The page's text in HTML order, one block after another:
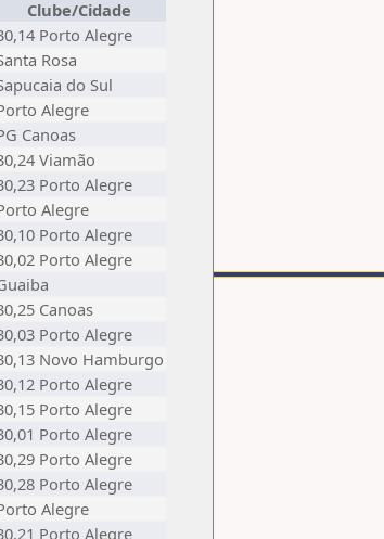
Clube/Cidade
Porto Alegre
Rosa
do Sul
Alegre
Canoas
Viamão
Porto Alegre
Alegre
Porto Alegre
Porto Alegre
Canoas
Porto Alegre
Novo Hamburgo
Porto Alegre
Porto Alegre
Porto Alegre
Porto Alegre
Porto Alegre
Alegre
Porto Alegre